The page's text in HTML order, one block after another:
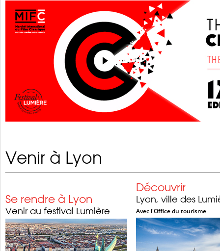
Venir à Lyon
Se rendre à Lyon
Venir au festival Lumière
Découvrir
Lyon, ville des
Avec l'Office du tourisme